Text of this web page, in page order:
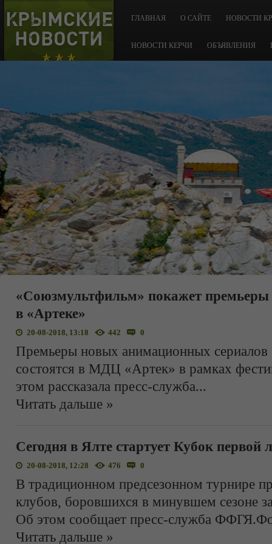
КРЫМСКИЕ
НОВОСТИ
ГЛАВНАЯ О САЙТЕ НОВОСТИ
НОВОСТИ КЕРЧИ ОБЪЯВЛЕНИЯ
«Союзмультфильм» покажет премьеры
в «Артеке»
20-08-2018, 13:18 442 0
Премьеры новых анимационных
состоятся в МДЦ «Артек» в рамках
этом рассказала пресс-служба...
Читать дальше »
Сегодня в Ялте стартует Кубок первой
20-08-2018, 12:28 476 0
В традиционном предсезонном турнире
клубов, боровшихся в минувшем сезоне
Об этом сообщает пресс-служба
Читать дальше »